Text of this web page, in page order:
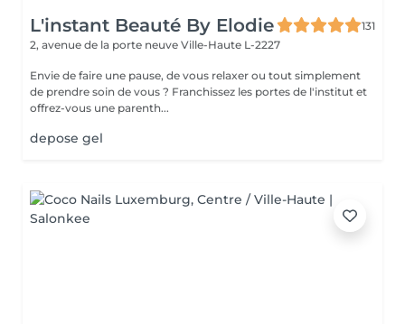
L'instant Beauté By Elodie
131
2, avenue de la porte neuve Ville-Haute L-2227
Envie de faire une pause, de vous relaxer ou tout simplement
de prendre soin de vous ? Franchissez les portes de l'institut et
offrez-vous une parenth...
depose gel